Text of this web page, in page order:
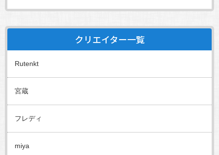
クリエイター一覧
Rutenkt
宮蔵
フレディ
miya